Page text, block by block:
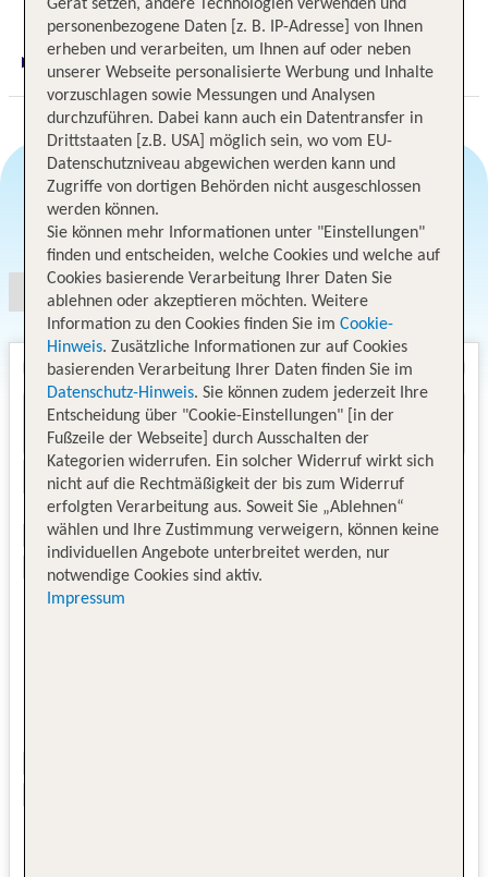
Digitaler und telefonischer 24/7 TUI Service
Angebotsauswahl
Gerät setzen, andere Technologien verwenden und
personenbezogene Daten [z. B. IP-Adresse] von Ihnen
erheben und verarbeiten, um Ihnen auf oder neben
unserer Webseite personalisierte Werbung und Inhalte
vorzuschlagen sowie Messungen und Analysen
durchzuführen. Dabei kann auch ein Datentransfer in
Drittstaaten [z.B. USA] möglich sein, wo vom EU-
Datenschutzniveau abgewichen werden kann und
Zugriffe von dortigen Behörden nicht ausgeschlossen
werden können.
Sie können mehr Informationen unter "Einstellungen"
finden und entscheiden, welche Cookies und welche auf
Cookies basierende Verarbeitung Ihrer Daten Sie
ablehnen oder akzeptieren möchten. Weitere
Information zu den Cookies finden Sie im Cookie-
Hinweis. Zusätzliche Informationen zur auf Cookies
basierenden Verarbeitung Ihrer Daten finden Sie im
Datenschutz-Hinweis. Sie können zudem jederzeit Ihre
Entscheidung über "Cookie-Einstellungen" [in der
Fußzeile der Webseite] durch Ausschalten der
Kategorien widerrufen. Ein solcher Widerruf wirkt sich
nicht auf die Rechtmäßigkeit der bis zum Widerruf
erfolgten Verarbeitung aus. Soweit Sie „Ablehnen“
wählen und Ihre Zustimmung verweigern, können keine
individuellen Angebote unterbreitet werden, nur
notwendige Cookies sind aktiv.
Impressum